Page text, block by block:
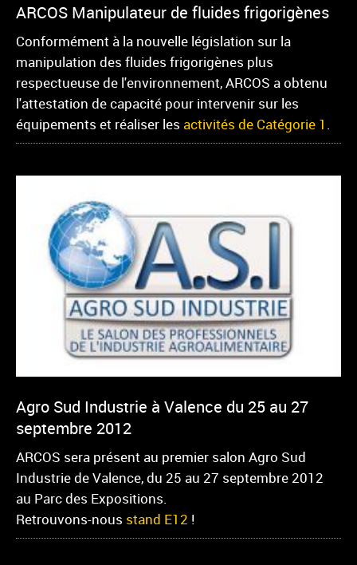
ARCOS Manipulateur de fluides frigorigènes
Conformément à la nouvelle législation sur la
manipulation des fluides frigorigènes plus
respectueuse de l'environnement, ARCOS a obtenu
l'attestation de capacité pour intervenir sur les
équipements et réaliser les activités de Catégorie 1 .
Agro Sud Industrie à Valence du 25 au 27
septembre 2012
ARCOS sera présent au premier salon Agro Sud
Industrie de Valence, du 25 au 27 septembre 2012
au Parc des Expositions.
Retrouvons-nous stand E12 !